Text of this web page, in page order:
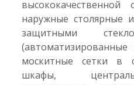
наружные столярные
защитными
москитные сетки в
шкафы,